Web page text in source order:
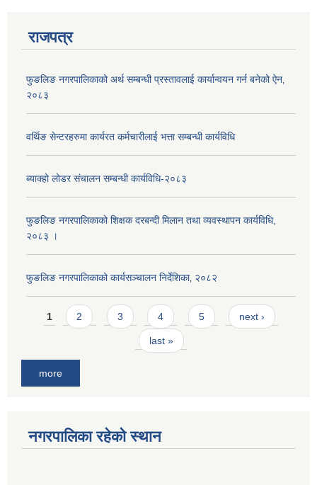
राजपत्र
फुङलिङ नगरपालिकाको अर्थ सम्बन्धी प्रस्तावलाई कार्यान्वयन गर्न बनेको ऐन‚
२०८३
वर्थिङ सेन्टरहरुमा कार्यरत कर्मचारीलाई भत्ता सम्बन्धी कार्यविधि
ब्याक्हो लोडर संचालन सम्बन्धी कार्यविधि-२०८३
फुङलिङ नगरपालिकाको शिक्षक दरबन्दी मिलान तथा व्यवस्थापन कार्यविधि,
२०८३ ।
फुङलिङ नगरपालिकाको कार्यसञ्चालन निर्देशिका‚ २०८२
Pages
1 2 3 4 5 next ›
last »
more
नगरपालिका रहेको स्थान